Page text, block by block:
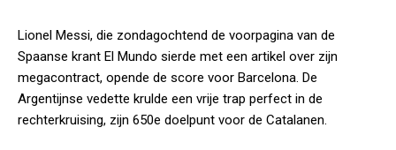
Lionel Messi, die zondagochtend de voorpagina van de
Spaanse krant El Mundo sierde met een artikel over zijn
megacontract, opende de score voor Barcelona. De
Argentijnse vedette krulde een vrije trap perfect in de
rechterkruising, zijn 650e doelpunt voor de Catalanen.